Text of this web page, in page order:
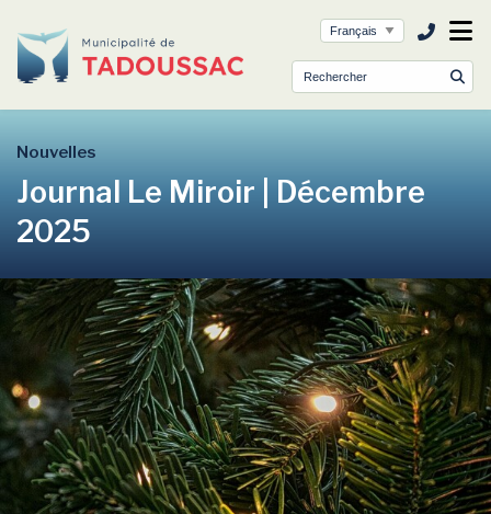
(Municipalité )
Nouvelles
Journal Le Miroir | Décembre
2025